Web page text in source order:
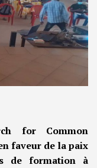
for Common
faveur de la paix
de formation à